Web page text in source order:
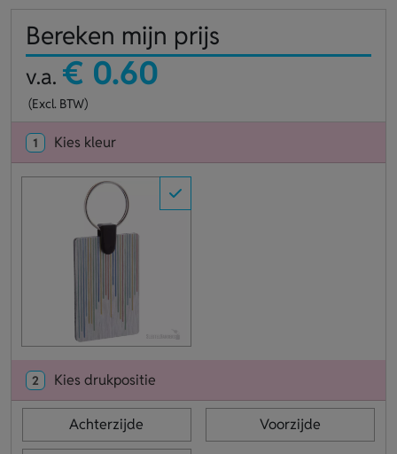
Bereken mijn prijs
v.a. € 0.60
(Excl. BTW)
1 Kies kleur
2 Kies drukpositie
Achterzijde Voorzijde